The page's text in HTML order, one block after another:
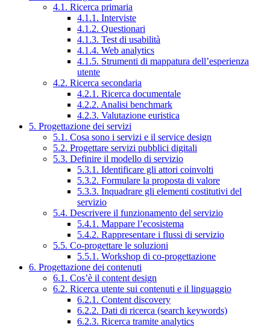
4.1. Ricerca primaria
4.1.1. Interviste
4.1.2. Questionari
4.1.3. Test di usabilità
4.1.4. Web analytics
4.1.5. Strumenti di mappatura dell’esperienza
utente
4.2. Ricerca secondaria
4.2.1. Ricerca documentale
4.2.2. Analisi benchmark
4.2.3. Valutazione euristica
5. Progettazione dei servizi
5.1. Cosa sono i servizi e il service design
5.2. Progettare servizi pubblici digitali
5.3. Definire il modello di servizio
5.3.1. Identificare gli attori coinvolti
5.3.2. Formulare la proposta di valore
5.3.3. Inquadrare gli elementi costitutivi del
servizio
5.4. Descrivere il funzionamento del servizio
5.4.1. Mappare l’ecosistema
5.4.2. Rappresentare i flussi di servizio
5.5. Co-progettare le soluzioni
5.5.1. Workshop di co-progettazione
6. Progettazione dei contenuti
6.1. Cos’è il content design
6.2. Ricerca utente sui contenuti e il linguaggio
6.2.1. Content discovery
6.2.2. Dati di ricerca (search keywords)
6.2.3. Ricerca tramite analytics